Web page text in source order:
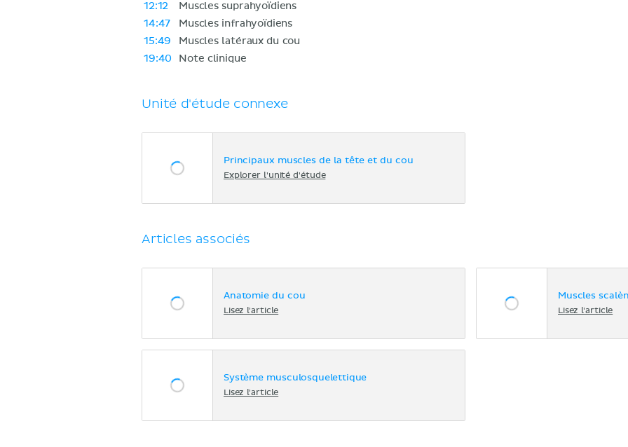
12:12
Muscles suprahyoïdiens
14:47
Muscles infrahyoïdiens
15:49
Muscles latéraux du cou
19:40
Note clinique
Unité d'étude connexe
Principaux muscles de la tête et du cou
Explorer l'unité d'étude
Articles associés
Anatomie du cou
Lisez l'article
Muscles
Lisez l'article
Système musculosquelettique
Lisez l'article